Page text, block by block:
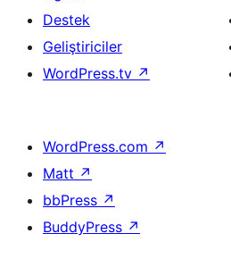
Destek
Geliştiriciler
WordPress.tv ↗
WordPress.com ↗
Matt ↗
bbPress ↗
BuddyPress ↗